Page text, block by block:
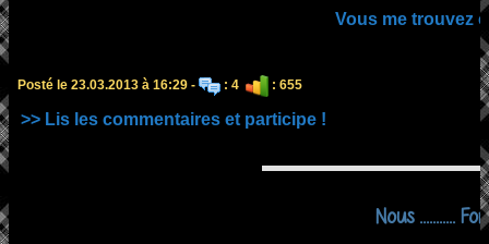
Vous me trouvez
Posté le 23.03.2013 à 16:29 - : 4 : 655
>> Lis les commentaires et participe !
Nous ...........